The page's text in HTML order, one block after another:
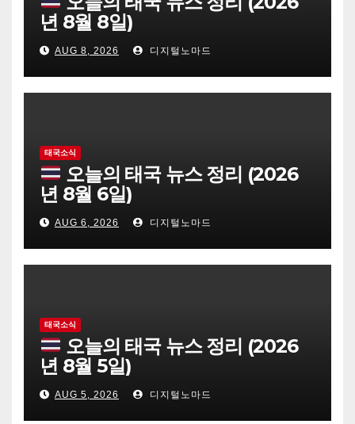
년 8월 8일)
AUG 8, 2026 디지털노마드
태국소식
오늘의 태국 뉴스 정리 (2026
년 8월 6일)
AUG 6, 2026 디지털노마드
태국소식
오늘의 태국 뉴스 정리 (2026
년 8월 5일)
AUG 5, 2026 디지털노마드